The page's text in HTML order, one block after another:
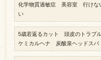
化学物質過敏症 美容室 行け
い
5歳若返るカット 頭皮のトラ
ケミカルヘナ 炭酸泉ヘッドス